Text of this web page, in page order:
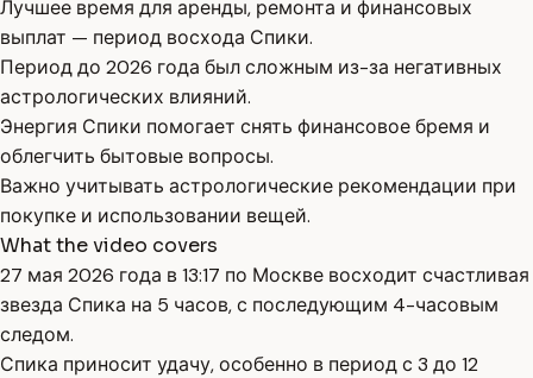
Лучшее время для аренды, ремонта и финансовых
выплат — период восхода Спики.
Период до 2026 года был сложным из-за негативных
астрологических влияний.
Энергия Спики помогает снять финансовое бремя и
облегчить бытовые вопросы.
Важно учитывать астрологические рекомендации при
покупке и использовании вещей.
What the video covers
27 мая 2026 года в 13:17 по Москве восходит счастливая
звезда Спика на 5 часов, с последующим 4-часовым
следом.
Спика приносит удачу, особенно в период с 3 до 12